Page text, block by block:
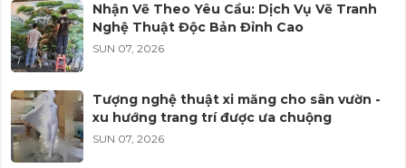
Nhận Vẽ Theo Yêu Cầu: Dịch Vụ Vẽ Tranh
Nghệ Thuật Độc Bản Đỉnh Cao
SUN 07, 2026
Tượng nghệ thuật xi măng cho sân vườn -
xu hướng trang trí được ưa chuộng
SUN 07, 2026